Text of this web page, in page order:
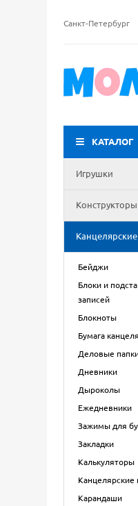
Санкт-Петербург
КАТАЛОГ
Игрушки
Конструкторы
Бейджи
Блоки и
записей
Блокноты
Бумага
Деловые
Дневники
Дыроколы
Ежедневники
Зажимы для
Закладки
Калькуляторы
Канцелярские
Карандаши